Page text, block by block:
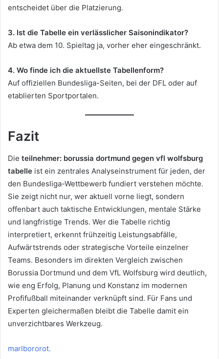
entscheidet über die Platzierung.
3. Ist die Tabelle ein verlässlicher Saisonindikator?
Ab etwa dem 10. Spieltag ja, vorher eher eingeschränkt.
4. Wo finde ich die aktuellste Tabellenform?
Auf offiziellen Bundesliga-Seiten, bei der DFL oder auf
etablierten Sportportalen.
Fazit
Die teilnehmer: borussia dortmund gegen vfl wolfsburg
tabelle ist ein zentrales Analyseinstrument für jeden, der
den Bundesliga-Wettbewerb fundiert verstehen möchte.
Sie zeigt nicht nur, wer aktuell vorne liegt, sondern
offenbart auch taktische Entwicklungen, mentale Stärke
und langfristige Trends. Wer die Tabelle richtig
interpretiert, erkennt frühzeitig Leistungsabfälle,
Aufwärtstrends oder strategische Vorteile einzelner
Teams. Besonders im direkten Vergleich zwischen
Borussia Dortmund und dem VfL Wolfsburg wird deutlich,
wie eng Erfolg, Planung und Konstanz im modernen
Profifußball miteinander verknüpft sind. Für Fans und
Experten gleichermaßen bleibt die Tabelle damit ein
unverzichtbares Werkzeug.
marlbororot.